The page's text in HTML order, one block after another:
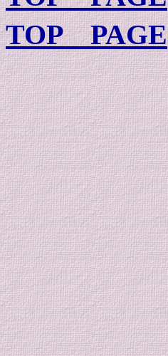
TOP PAGE